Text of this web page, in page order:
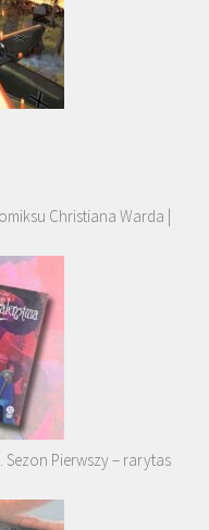
Christiana Warda |
Sezon Pierwszy – rarytas